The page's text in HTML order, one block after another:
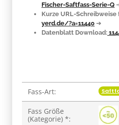
Fischer-Saftfass-Serie-Q
Kurze URL-
yerd.de/?a=11440 ➔
Datenblatt Download:
Produkteigenschaft
Wert
Fass-Art:
Fass Größe
(Kategorie) *: